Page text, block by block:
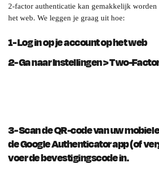
2-factor authenticatie kan gemakkelijk worden
het web. We leggen je graag uit hoe:
1- Log in op je account op het web
2- Ga naar Instellingen > Two-
3- Scan de QR-code van uw
de Google Authenticator app (of
voer de bevestigingscode in.